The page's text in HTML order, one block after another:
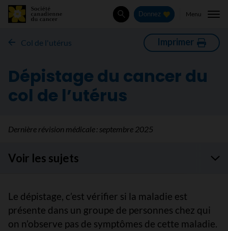
Rechercher
Donnez Menu
Col de l'utérus Imprimer
Dépistage du cancer du
col de l’utérus
Dernière révision médicale : septembre 2025
Voir les sujets
Le dépistage, c’est vérifier si la maladie est
présente dans un groupe de personnes chez qui
on n’observe pas de symptômes de cette maladie.